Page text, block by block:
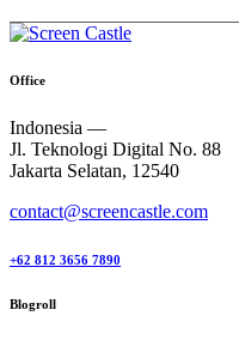
Office
Indonesia —
Jl. Teknologi Digital No. 88
Jakarta Selatan, 12540
contact@screencastle.com
+62 812 3656 7890
Blogroll